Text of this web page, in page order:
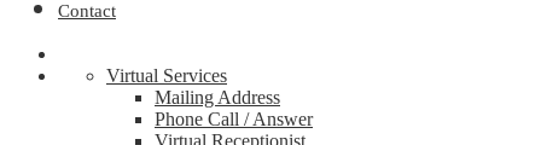
Contact
Virtual Services
Mailing Address
Phone Call / Answer
Virtual Receptionist